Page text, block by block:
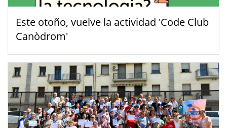
Este otoño, vuelve la actividad 'Code Club
Canòdrom'